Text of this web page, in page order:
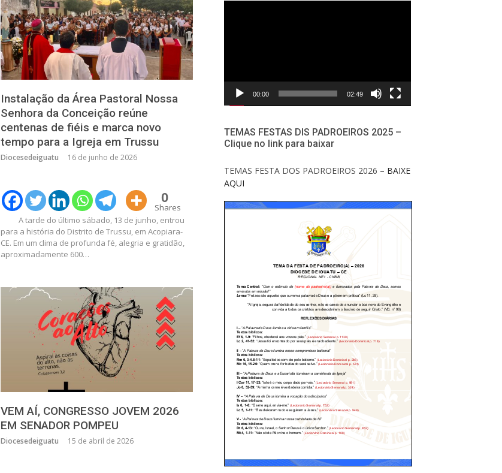
Instalação da Área Pastoral Nossa
Senhora da Conceição reúne
centenas de fiéis e marca novo
tempo para a Igreja em Trussu
Diocesedeiguatu 16 de junho de 2026
0
Shares
A tarde do último sábado, 13 de junho, entrou
para a história do Distrito de Trussu, em Acopiara-
CE. Em um clima de profunda fé, alegria e gratidão,
aproximadamente 600…
VEM AÍ, CONGRESSO JOVEM 2026
EM SENADOR POMPEU
Diocesedeiguatu 15 de abril de 2026
00:00 02:49
TEMAS FESTAS DIS PADROEIROS 2025 –
Clique no link para baixar
TEMAS FESTA DOS PADROEIROS 2026 – BAIXE
AQUI